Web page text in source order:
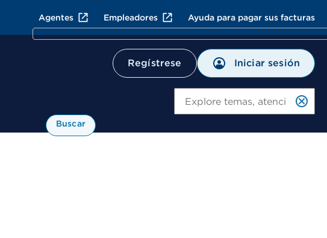
Agentes Empleadores Ayuda para pagar sus facturas
Regístrese Iniciar sesión
Buscar